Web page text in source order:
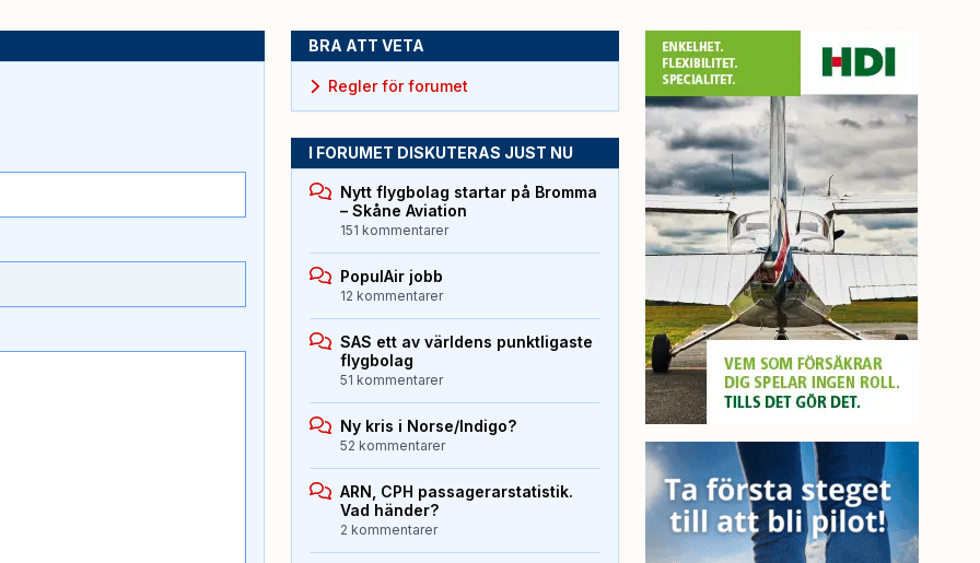
BRA ATT VETA
Regler för forumet
I FORUMET DISKUTERAS JUST NU
Nytt flygbolag startar på Bromma
– Skåne Aviation
151 kommentarer
PopulAir jobb
12 kommentarer
SAS ett av världens punktligaste
flygbolag
51 kommentarer
Ny kris i Norse/Indigo?
52 kommentarer
ARN, CPH passagerarstatistik.
Vad händer?
2 kommentarer